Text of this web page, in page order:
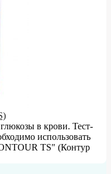
в крови. Тест-
использовать
TS" (Контур